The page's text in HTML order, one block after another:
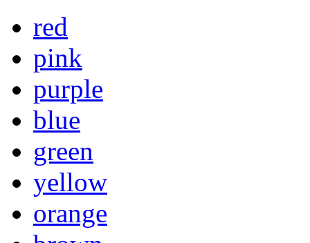
red
pink
purple
blue
green
yellow
orange